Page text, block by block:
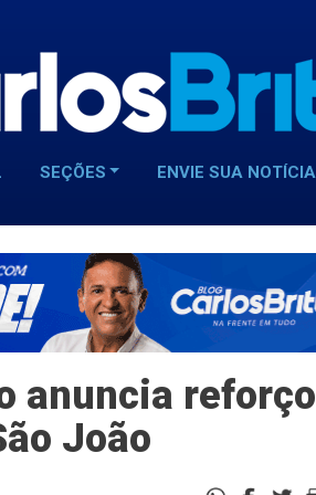
SEÇÕES ENVIE SUA NOTÍCIA
anuncia reforço
João